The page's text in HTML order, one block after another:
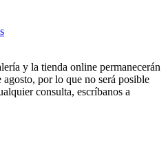
y la tienda online permanecerán
agosto, por lo que no será posible
consulta, escríbanos a